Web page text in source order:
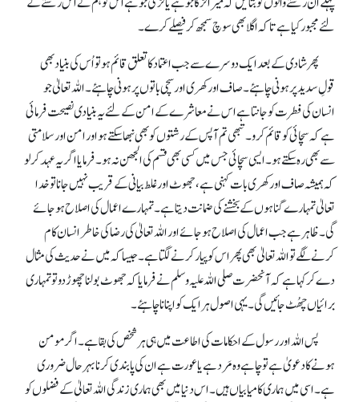
لئے مجبور کیا ہے تا کہ اگلا بھی سوچ سمجھ کر فیصلے کرے۔
پھر شادی کے بعد ایک دوسرے سے جب اعتماد کا تعلق قائم ہو تو اُس کی بنیاد بھی
قولِ سدید پر ہونی چاہئے۔ صاف اور کھری اور سچی باتوں پر ہونی چاہئے۔ اللہ تعالیٰ جو
انسان کی فطرت کو جانتا ہے اس نے معاشرے کے امن کے لئے یہ بنیادی نصیحت فرمائی
ہے کہ سچائی کو قائم کرو۔ تبھی تم آپس کے رشتوں کو بھی نبھا سکتے ہو اور امن اور سلامتی
سے بھی رہ سکتے ہو۔ ایسی سچائی جس میں کسی بھی قسم کی الجھن نہ ہو۔ فرمایا اگر یہ عہد کر لو
کہ ہمیشہ صاف اور کھری بات کہنی ہے، جھوٹ اور غلط بیانی کے قریب نہیں جانا تو خدا
تعالیٰ تمہارے گناہوں کے بخشنے کی ضمانت دیتا ہے۔ تمہارے اعمال کی اصلاح ہوجائے
گی۔ ظاہر ہے جب اعمال کی اصلاح ہو جائے اور اللہ تعالیٰ کی رضا کی خاطر انسان کام
کرنے لگے تو اللہ تعالیٰ بھی پھر اس کو پیار کرنے لگتا ہے۔ جیسا کہ میں نے حدیث کی مثال
دے کر کہا ہے کہ آنحضرت صلی اللہ علیہ وسلم نے فرمایا کہ جھوٹ بولنا چھوڑ دو تو تمہاری
برائیاں چھُٹ جائیں گی۔ یہی اصول ہر ایک کو اپنانا چاہئے۔
پس اللہ اور رسول کے احکامات کی اطاعت میں ہی ہر شخص کی بقا ہے۔ اگر مومن
ہونے کا دعویٰ ہے تو چاہے وہ مَرد ہے یا عورت ہے ان کی پابندی کرنا بہرحال ضروری
ہے۔ اسی میں ہماری کامیابیاں ہیں۔ اس دنیا میں بھی ہماری زندگی اللہ تعالیٰ کے فضلوں کو